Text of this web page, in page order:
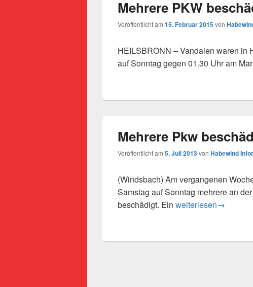
Mehrere PKW
Veröffentlicht am 15. Februar 2015von
HEILSBRONN – Vandalen waren in
auf Sonntag gegen 01.30 Uhr am
Mehrere Pkw
Veröffentlicht am 5. Juli 2013von Habewind
(Windsbach) Am vergangenen
Samstag auf Sonntag mehrere an
beschädigt. Ein Mehrere Pkw
weiterlesen→